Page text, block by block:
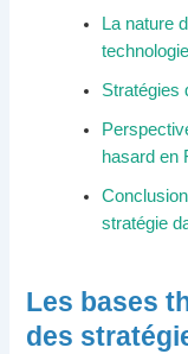
La nature
Stratégies
hasard en
stratégie
Les bases
des